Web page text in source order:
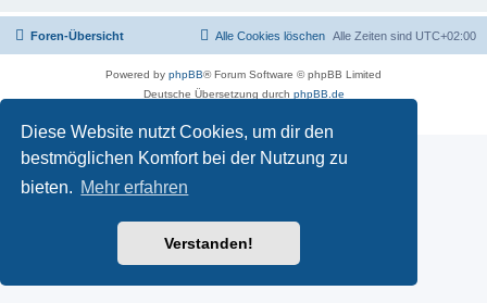
Diese Website nutzt Cookies, um dir den
bestmöglichen Komfort bei der Nutzung zu
bieten. Mehr erfahren
Verstanden!
Foren-Übersicht Alle Zeiten sind UTC+02:00
Alle Cookies löschen
Powered by phpBB® Forum Software © phpBB Limited
Deutsche Übersetzung durch phpBB.de